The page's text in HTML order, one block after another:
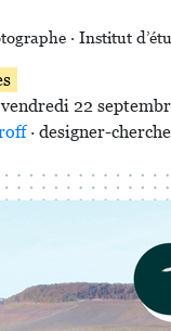
· Institut
22
· designer-